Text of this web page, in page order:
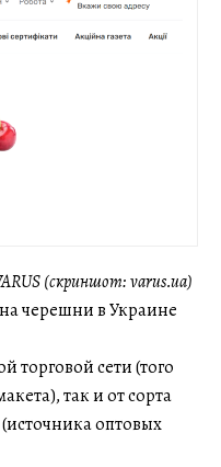
(скриншот: varus.ua)
черешни в Украине
торговой сети (того
так и от сорта
оптовых